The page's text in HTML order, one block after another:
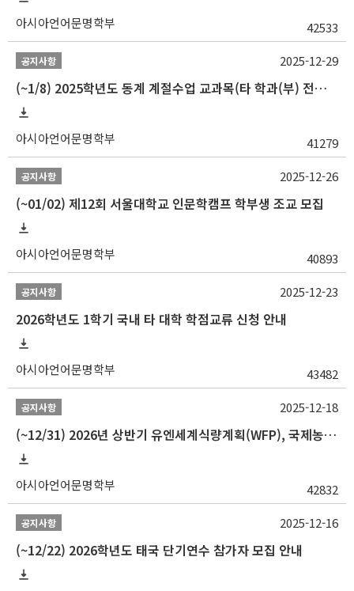
아시아언어문명학부 42533
공지사항
(~1/8) 2025학년도 동계 계절수업 교과목(타 학과(부) 전공 및 교양) 성적평가방법 선택제 신청 안내
아시아언어문명학부 41279
2025-12-29
공지사항
(~01/02) 제12회 서울대학교 인문학캠프 학부생 조교 모집
아시아언어문명학부 40893
2025-12-26
공지사항
2026학년도 1학기 국내 타 대학 학점교류 신청 안내
아시아언어문명학부 43482
2025-12-23
공지사항
(~12/31) 2026년 상반기 유엔세계식량계획(WFP), 국제농업개발기금(IFAD) 및 유엔아동기금(UNICEF) 인턴십 프로그램 참가자 모집
아시아언어문명학부 42832
2025-12-18
공지사항
(~12/22) 2026학년도 태국 단기연수 참가자 모집 안내
2025-12-16